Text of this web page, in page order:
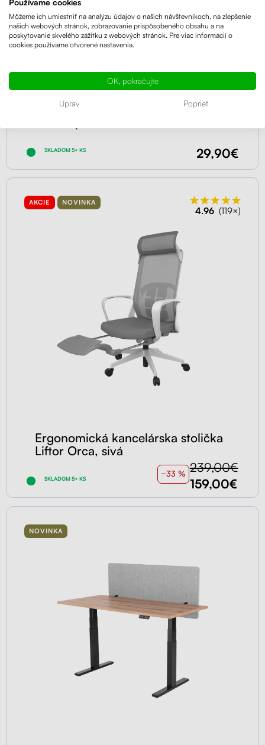
Podložka pod myš a klávesnicu Liftor
SKLADOM 5+ KS 29,90€
AKCIE NOVINKA
4.96 (119×)
Ergonomická kancelárska stolička
Liftor Orca, sivá
SKLADOM 5+ KS
−33 % 239,00€
159,00€
NOVINKA
Používame cookies
Môžeme ich umiestniť na analýzu údajov o našich návštevníkoch, na zlepšenie
našich webových stránok, zobrazovanie prispôsobeného obsahu a na
poskytovanie skvelého zážitku z webových stránok. Pre viac informácií o
cookies používame otvorené nastavenia.
OK, pokračujte
Uprav Poprieť